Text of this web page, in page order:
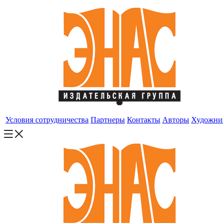
Условия сотрудничества Партнеры Контакты Авторы